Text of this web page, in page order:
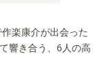
楽康介が出会った
響き合う、6人の高